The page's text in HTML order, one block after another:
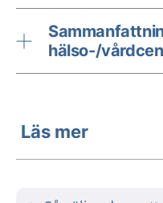
hälso-/
Läs mer